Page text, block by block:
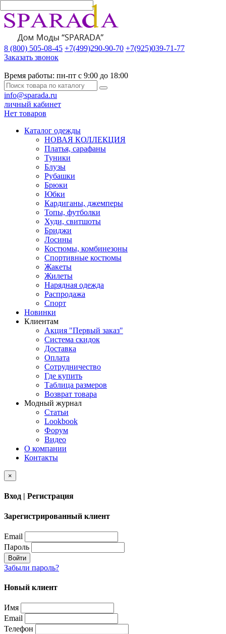
8 (800) 505-08-45 +7(499)290-90-70 +7(925)039-71-77
Заказать звонок
Время работы: пн-пт с 9:00 до 18:00
info@sparada.ru
личный кабинет
Нет товаров
Каталог одежды
НОВАЯ КОЛЛЕКЦИЯ
Платья, сарафаны
Туники
Блузы
Рубашки
Брюки
Юбки
Кардиганы, джемперы
Топы, футболки
Худи, свитшоты
Бриджи
Лосины
Костюмы, комбинезоны
Спортивные костюмы
Жакеты
Жилеты
Нарядная одежда
Распродажа
Спорт
Новинки
Клиентам
Акция "Первый заказ"
Система скидок
Доставка
Оплата
Сотрудничество
Где купить
Таблица размеров
Возврат товара
Модный журнал
Статьи
Lookbook
Форум
Видео
О компании
Контакты
×
Вход | Регистрация
Зарегистрированный клиент
Email
Пароль
Войти
Забыли пароль?
Новый клиент
Имя
Email
Телефон